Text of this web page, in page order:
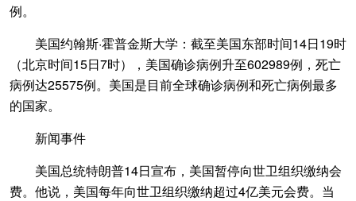
例。
美国约翰斯·霍普金斯大学：截至美国东部时间14日19时
（北京时间15日7时），美国确诊病例升至602989例，死亡
病例达25575例。美国是目前全球确诊病例和死亡病例最多
的国家。
新闻事件
美国总统特朗普14日宣布，美国暂停向世卫组织缴纳会
费。他说，美国每年向世卫组织缴纳超过4亿美元会费。当